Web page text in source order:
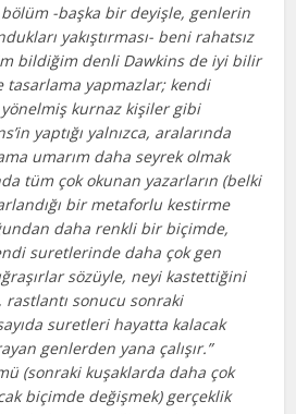
bölüm -başka bir deyişle, genlerin
yakıştırması- beni rahatsız
bildiğim denli Dawkins de iyi bilir
tasarlama yapmazlar; kendi
kurnaz kişiler gibi
yaptığı yalnızca, aralarında
umarım daha seyrek olmak
tüm çok okunan yazarların (belki
bir metaforlu kestirme
daha renkli bir biçimde,
suretlerinde daha çok gen
sözüyle, neyi kastettiğini
rastlantı sonucu sonraki
suretleri hayatta kalacak
genlerden yana çalışır.”
(sonraki kuşaklarda daha çok
biçimde değişmek) gerçeklik